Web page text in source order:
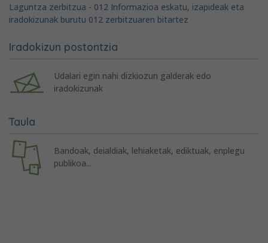
Laguntza zerbitzua - 012 Informazioa eskatu, izapideak eta
iradokizunak burutu 012 zerbitzuaren bitartez
Iradokizun postontzia
Udalari egin nahi dizkiozun galderak edo
iradokizunak
Taula
Bandoak, deialdiak, lehiaketak, ediktuak, enplegu
publikoa...